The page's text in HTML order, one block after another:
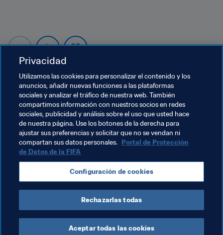
Temas relacionados
Voluntarios Organización
Copa Mundial Femenina Sub-17 de la FIFA India
2022™
India AFC
Privacidad
Utilizamos las cookies para personalizar el contenido y los
anuncios, añadir nuevas funciones a las plataformas
sociales y analizar el tráfico de nuestra web. También
compartimos información con nuestros socios en redes
sociales, publicidad y análisis sobre el uso que usted hace
de nuestra página. Use los botones de la derecha para
ajustar sus preferencias y solicitar que no se vendan ni
compartan sus datos personales. Portal de Protección
de Datos de la FIFA
Configuración de cookies
Rechazarlas todas
Aceptar todas las cookies